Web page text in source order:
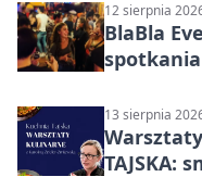
12 sierpnia
BlaBla
13 sierpnia
TAJSKA: